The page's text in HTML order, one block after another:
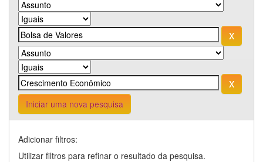
Iniciar uma nova pesquisa
Adicionar filtros:
Utilizar filtros para refinar o resultado da pesquisa.